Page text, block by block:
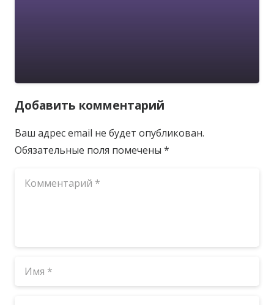
Добавить комментарий
Ваш адрес email не будет опубликован.
Обязательные поля помечены *